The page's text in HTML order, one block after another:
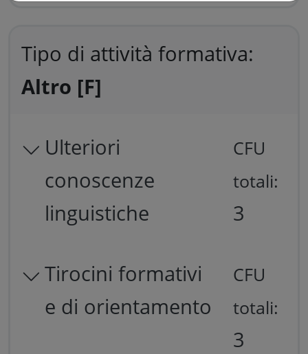
Tipo di attività formativa:
Altro [F]
Ulteriori
conoscenze
linguistiche
CFU
totali:
3
Tirocini formativi
e di orientamento
CFU
totali:
3